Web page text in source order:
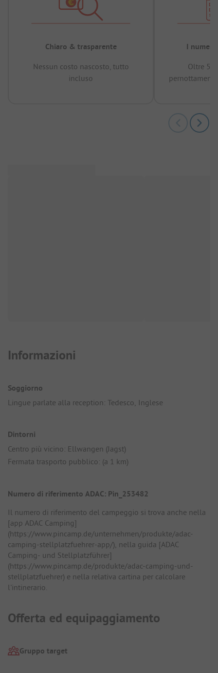
Chiaro & trasparente
Nessun costo nascosto, tutto
incluso
I numeri
Oltre
Informazioni
Soggiorno
Lingue parlate alla reception: Tedesco, Inglese
Dintorni
Centro più vicino: Ellwangen (Jagst)
Fermata trasporto pubblico: (a 1 km)
Numero di riferimento ADAC: Pin_253482
Il numero di riferimento del campeggio si trova anche nella
[app ADAC Camping]
(https://www.pincamp.de/unternehmen/produkte/adac-
camping-stellplatzfuehrer-app/), nella guida [ADAC
Camping- und Stellplatzführer]
(https://www.pincamp.de/produkte/adac-camping-und-
stellplatzfuehrer) e nella relativa cartina per calcolare
l'intinerario.
Offerta ed equipaggiamento
Gruppo target